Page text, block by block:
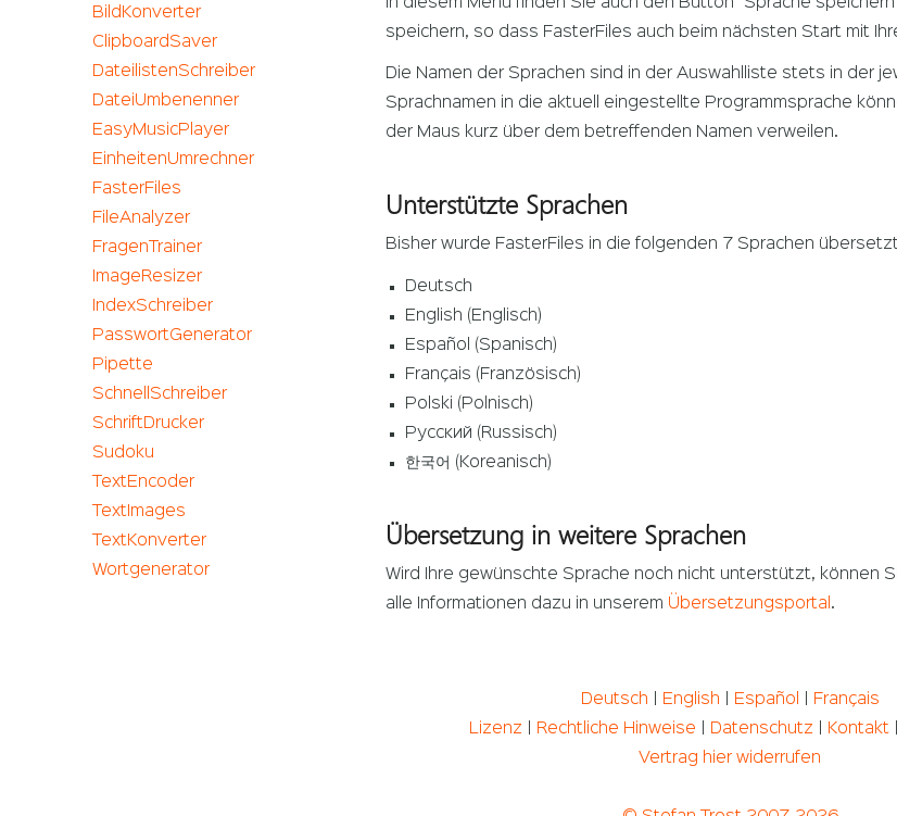
BildKonverter
ClipboardSaver
DateilistenSchreiber
DateiUmbenenner
EasyMusicPlayer
EinheitenUmrechner
FasterFiles
FileAnalyzer
FragenTrainer
ImageResizer
IndexSchreiber
PasswortGenerator
Pipette
SchnellSchreiber
SchriftDrucker
Sudoku
TextEncoder
TextImages
TextKonverter
Wortgenerator
In diesem Menü finden Sie auch den Button "Sprache
speichern, so dass FasterFiles auch beim nächsten Start mit
Die Namen der Sprachen sind in der Auswahlliste stets in der
Sprachnamen in die aktuell eingestellte Programmsprache
der Maus kurz über dem betreffenden Namen verweilen.
Unterstützte Sprachen
Bisher wurde FasterFiles in die folgenden 7 Sprachen
Deutsch
English (Englisch)
Español (Spanisch)
Français (Französisch)
Polski (Polnisch)
Русский (Russisch)
한국어 (Koreanisch)
Übersetzung in weitere Sprachen
Wird Ihre gewünschte Sprache noch nicht unterstützt, können
alle Informationen dazu in unserem Übersetzungsportal .
Deutsch English Español
Français
Lizenz
Rechtliche Hinweise Datenschutz Kontakt|
Vertrag hier widerrufen